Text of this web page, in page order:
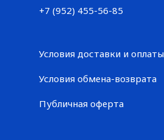
+7 (952) 455-56-85
+7 (952) 455-56-85
Условия доставки и оплаты
Условия обмена-возврата
Публичная оферта